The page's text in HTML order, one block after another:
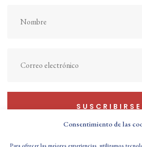
Consentimiento de las
SUSCRIBIRSE